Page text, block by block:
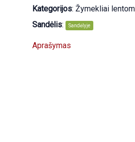
Kategorijos: Žymekliai
Sandėlis: Sandėlyje
Aprašymas